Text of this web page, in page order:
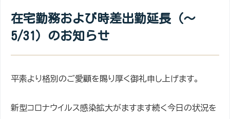
在宅勤務および時差出勤延長（～
5/31）のお知らせ
平素より格別のご愛顧を賜り厚く御礼申し上げます。
新型コロナウイルス感染拡大がますます続く今日の状況を